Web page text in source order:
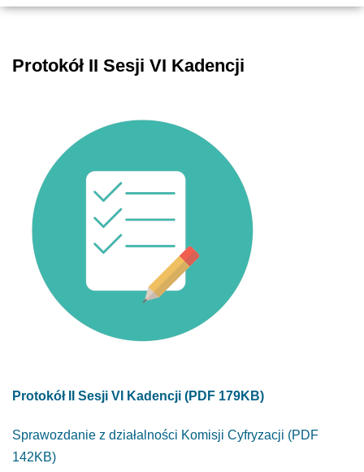
Protokół II Sesji VI Kadencji
Protokół II Sesji VI Kadencji (PDF 179KB)
Sprawozdanie z działalności Komisji Cyfryzacji (PDF
142KB)